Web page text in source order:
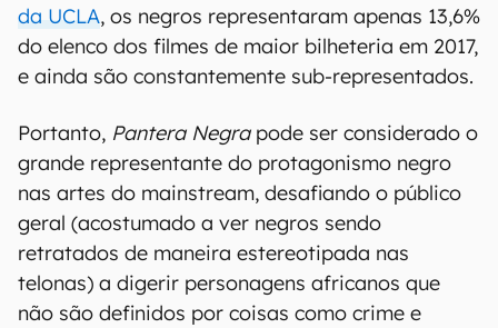
da UCLA, os negros representaram apenas 13,6%
do elenco dos filmes de maior bilheteria em 2017,
e ainda são constantemente sub-representados.
Portanto, Pantera Negrapode ser considerado o
grande representante do protagonismo negro
nas artes do mainstream, desafiando o público
geral (acostumado a ver negros sendo
retratados de maneira estereotipada nas
telonas) a digerir personagens africanos que
não são definidos por coisas como crime e